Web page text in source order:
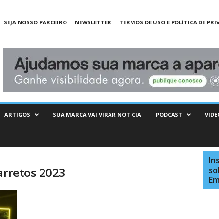
SEJA NOSSO PARCEIRO NEWSLETTER TERMOS DE USO E POLÍTICA DE
ARTIGOS SUA MARCA VAI VIRAR NOTÍCIA PODCAST
2023